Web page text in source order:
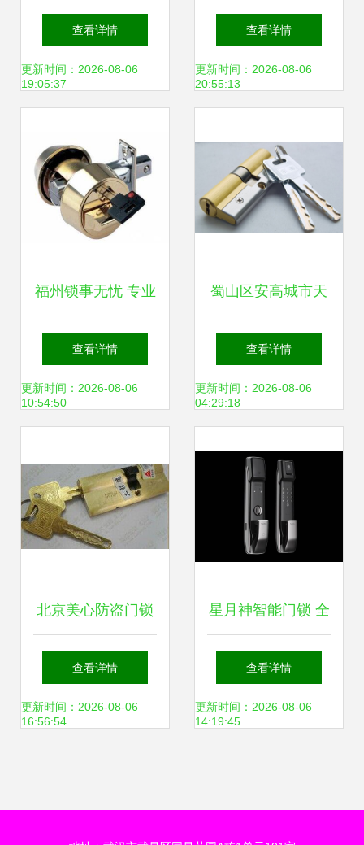
锁具销售及维修一
体化服务解决方案
查看详情
更新时间：2026-08-06
19:05:37
服务 专业正规，锁
具销售与维修一站
查看详情
更新时间：2026-08-06
20:55:13
福州锁事无忧 专业
开锁换芯，智能锁
具销售维修一站式
查看详情
更新时间：2026-08-06
10:54:50
蜀山区安高城市天
地及望江路周边开
锁换锁与锁具服务
查看详情
更新时间：2026-08-06
04:29:18
北京美心防盗门锁
具 守护家庭安全，
专业销售与维修一
查看详情
更新时间：2026-08-06
16:56:54
星月神智能门锁 全
国24小时官方客服
与一站式售后服务
查看详情
更新时间：2026-08-06
14:19:45